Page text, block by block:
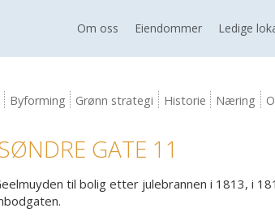
Om oss Eiendommer Ledige
Byforming Grønn strategi Historie Næring
GATE 11
til bolig etter julebrannen i 1813, i